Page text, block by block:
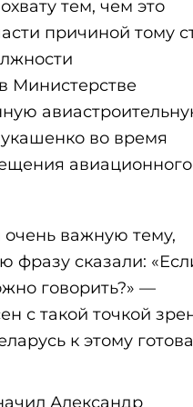
тем, чем это
причиной тому
Министерстве
во время
авиационного
очень важную тему,
сказали:
говорить?» —
с такой точкой
к этому
Александр